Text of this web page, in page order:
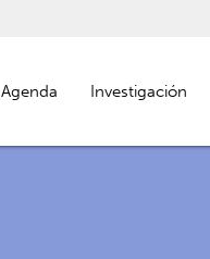
Agenda Investigación